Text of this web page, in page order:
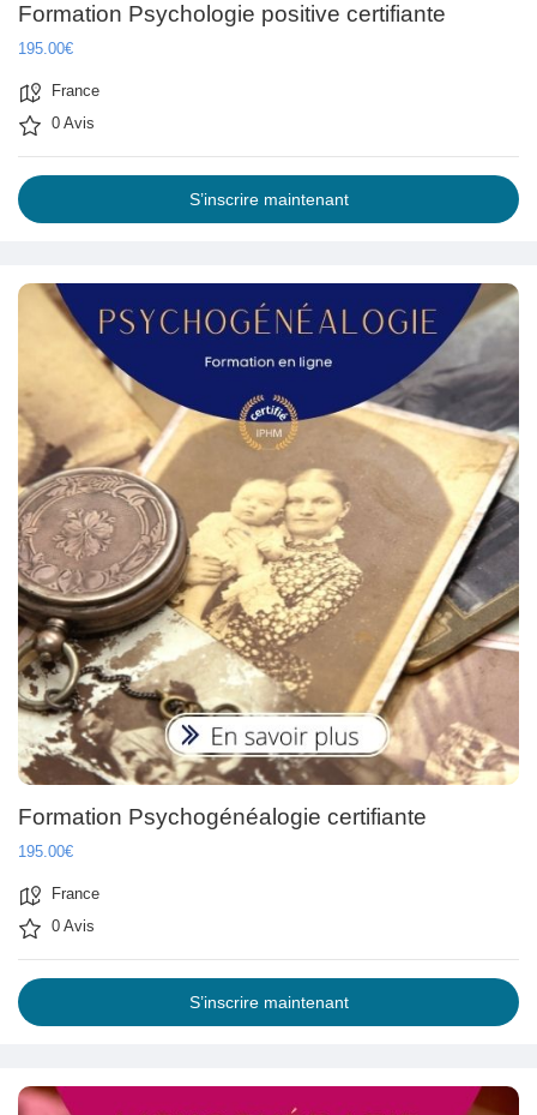
Formation Psychologie positive certifiante
195.00€
France
0 Avis
S’inscrire maintenant
Formation Psychogénéalogie certifiante
195.00€
France
0 Avis
S’inscrire maintenant